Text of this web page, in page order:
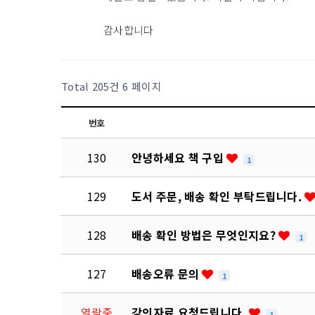
감사합니다
Total 205건 6 페이지
번호
130 안녕하세요 책 구입 1
129 도서 주문, 배송 확인 부탁드립니다.
128 배송 확인 방법은 무엇인지요? 1
127 배송오류 문의 1